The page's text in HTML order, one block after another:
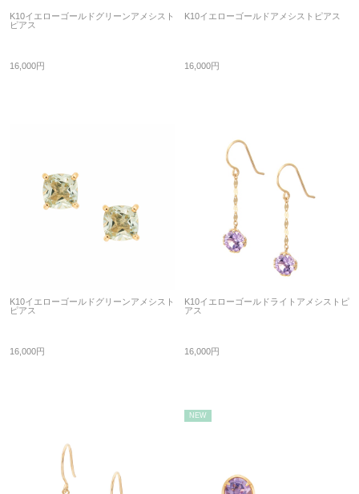
K10イエローゴールドグリーンアメシスト
ピアス
16,000円
K10イエローゴールドアメシストピアス
16,000円
K10イエローゴールドグリーンアメシスト
ピアス
16,000円
K10イエローゴールドライトアメシストピ
アス
16,000円
NEW